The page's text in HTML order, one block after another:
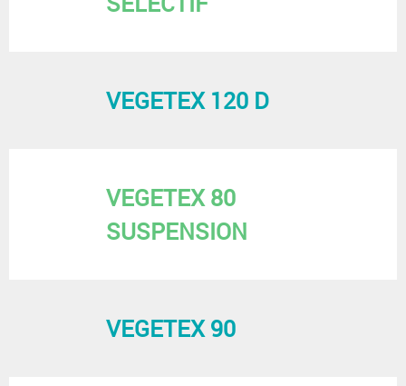
VEGETEX 120 D
VEGETEX 80
SUSPENSION
VEGETEX 90